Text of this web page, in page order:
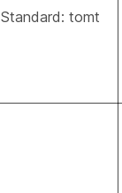
Standard: tomt